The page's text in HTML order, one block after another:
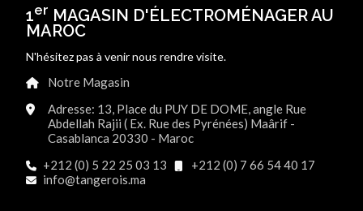
1er MAGASIN D'ÉLECTROMÉNAGER AU
MAROC
N'hésitez pas à venir nous rendre visite.
Notre Magasin
Adresse: 13, Place du PUY DE DOME, angle Rue
Abdellah Rajii ( Ex. Rue des Pyrénées) Maârif -
Casablanca 20330 - Maroc
+212 (0) 5 22 25 03 13
+212 (0) 7 66 54 40 17
info@tangerois.ma